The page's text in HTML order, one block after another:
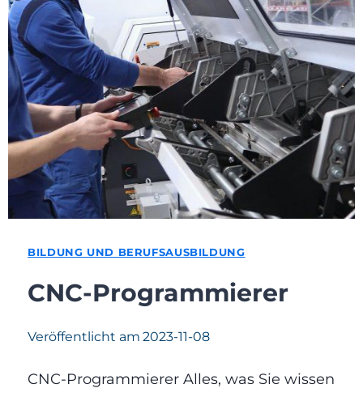
BILDUNG UND BERUFSAUSBILDUNG
CNC-Programmierer
Veröffentlicht am 2023-11-08
CNC-Programmierer Alles, was Sie wissen